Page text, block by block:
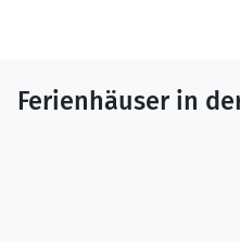
Ferienhäuser in